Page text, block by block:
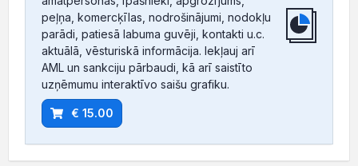
peļņa, komercķīlas, nodrošinājumi, nodokļu
parādi, patiesā labuma guvēji, kontakti u.c.
aktuālā, vēsturiskā informācija. Iekļauj arī
AML un sankciju pārbaudi, kā arī saistīto
uzņēmumu interaktīvo saišu grafiku.
€ 15.00